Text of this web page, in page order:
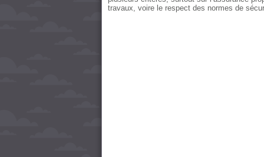
travaux, voire le respect des normes de